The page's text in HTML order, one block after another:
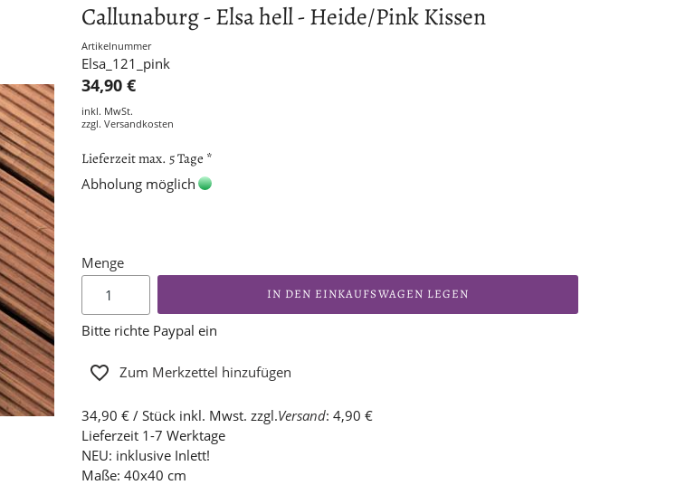
Callunaburg - Elsa hell - Heide/Pink Kissen
Artikelnummer
Elsa_121_pink
34,90 €
inkl. MwSt.
zzgl. Versandkosten
Lieferzeit max. 5 Tage *
Abholung möglich
Menge
IN DEN EINKAUFSWAGEN LEGEN
Bitte richte Paypal ein
Zum Merkzettel hinzufügen
34,90 € / Stück inkl. Mwst. zzgl.Versand: 4,90 €
Lieferzeit 1-7 Werktage
NEU: inklusive Inlett!
Maße: 40x40 cm